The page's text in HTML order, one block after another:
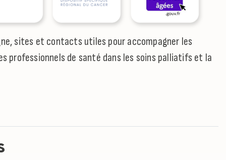
sites et contacts utiles pour accompagner les
professionnels de santé dans les soins palliatifs et la